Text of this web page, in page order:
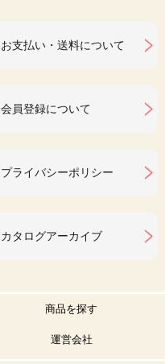
お支払い・送料について
会員登録について
プライバシーポリシー
カタログアーカイブ
商品を探す
運営会社